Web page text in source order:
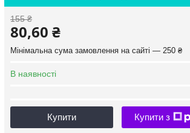
155 ₴
80,60 ₴
Мінімальна сума замовлення на сайті — 250 ₴
В наявності
Купити Купити з